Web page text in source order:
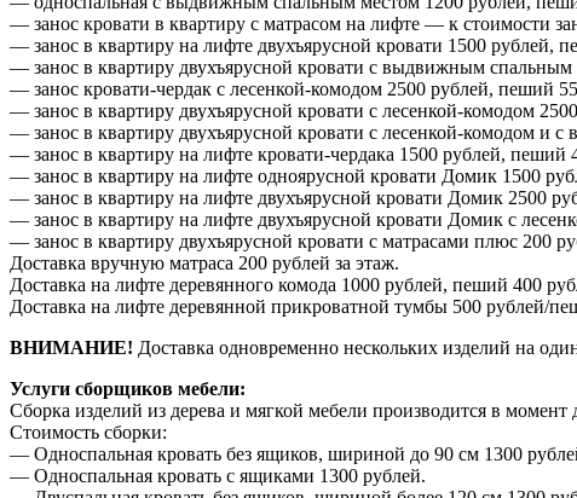
— занос кровати в квартиру с матрасом на лифте — к стоимости
— занос в квартиру на лифте двухъярусной кровати 1500 рублей,
— занос в квартиру двухъярусной кровати с выдвижным
— занос кровати-чердак с лесенкой-комодом 2500 рублей, пеший
— занос в квартиру двухъярусной кровати с лесенкой-комодом
— занос в квартиру двухъярусной кровати с лесенкой-комодом
— занос в квартиру на лифте кровати-чердака 1500 рублей, пеший
— занос в квартиру на лифте одноярусной кровати Домик 1500
— занос в квартиру на лифте двухъярусной кровати Домик 2500
— занос в квартиру на лифте двухъярусной кровати Домик с
— занос в квартиру двухъярусной кровати с матрасами плюс 200
Доставка вручную матраса 200 рублей за этаж.
Доставка на лифте деревянного комода 1000 рублей, пеший 400
Доставка на лифте деревянной прикроватной тумбы 500 рублей/
ВНИМАНИЕ! Доставка одновременно нескольких изделий на
Услуги сборщиков мебели:
Сборка изделий из дерева и мягкой мебели производится в
Стоимость сборки:
— Односпальная кровать без ящиков, шириной до 90 см 1300
— Односпальная кровать с ящиками 1300 рублей.